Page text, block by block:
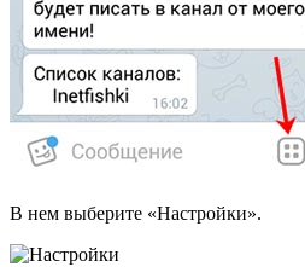
В нем выберите «Настройки».